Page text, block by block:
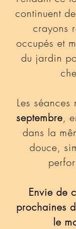
continuent
crayons
occupés et
du jardin
Les
septembre,
dans la
douce,
Envie de
prochaines
le